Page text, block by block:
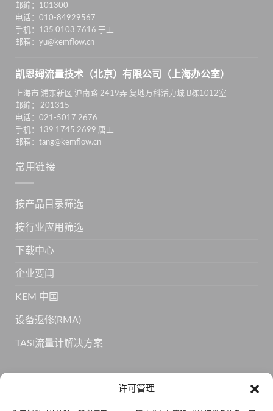
许可管理
邮编：101300
电话：010-84929567
手机：135 0103 7616 于工
邮箱：yu@kemflow.cn
凯恩姆流量技术（北京）有限公司（上海办公室）
上海市 浦东新区 沪南路 2419弄 复地万科活力城 B栋1012室
邮编： 201315
电话：021-5017 2676
手机：139 1745 2699 唐工
邮箱：tang@kemflow.cn
常用链接
按产品目录筛选
按行业应用筛选
下载中心
企业要闻
KEM 中国
设备返修(RMA)
TASI流量计解决方案
订阅 KEM 获取更多产品信息